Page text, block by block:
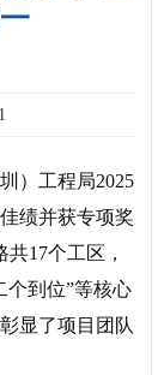
）工程局2025
绩并获专项奖
17个工区，
个到位”等核心
显了项目团队